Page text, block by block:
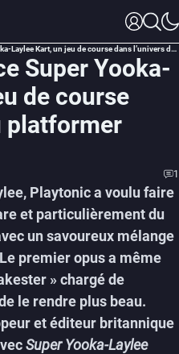
Playtonic annonce Super Yooka-Laylee Kart, un jeu de course dans l’univers du platformer prévu sur PC
Super Yooka-
de course
platformer
1
Playtonic a voulu faire
et particulièrement du
un savoureux mélange
premier opus a même
» chargé de
le rendre plus beau.
et éditeur britannique
Super Yooka-Laylee